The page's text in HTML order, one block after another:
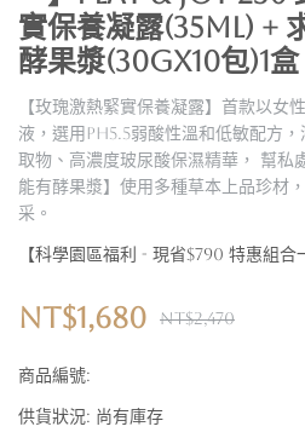
實保養凝露(35ml) +
酵果漿(30gX10包)1盒
【玫瑰激熱緊實保養凝露】首款以女
液，選用PH5.5弱酸性溫和低敏配方
取物、高濃度玻尿酸保濕精華， 幫私
能有酵果漿】使用多種草本上品珍材
采。
【科學園區福利 - 現省$790 特惠組合
NT$1,680 NT$2,470
商品編號:
供貨狀況: 尚有庫存